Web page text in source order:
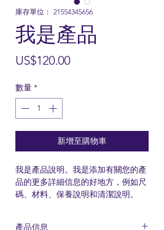
庫存單位： 21554345656
我是產品
US$120.00價
數量 *
新增至購物車
我是產品說明。我是添加有關您的產
品的更多詳細信息的好地方，例如尺
碼、材料、保養說明和清潔說明。
產品信息